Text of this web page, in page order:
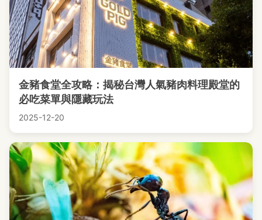
金豬食堂全攻略：揭秘台灣人氣豬肉料理殿堂的
必吃菜單與隱藏玩法
2025-12-20